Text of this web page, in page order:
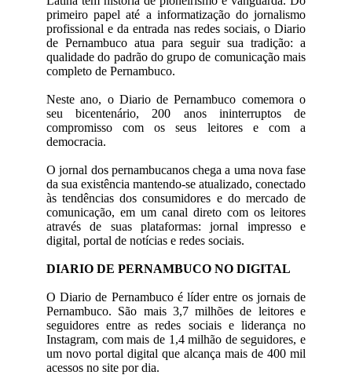
primeiro papel até a informatização do jornalismo
profissional e da entrada nas redes sociais, o Diario
de Pernambuco atua para seguir sua tradição: a
qualidade do padrão do grupo de comunicação mais
completo de Pernambuco.
Neste ano, o Diario de Pernambuco comemora o
seu bicentenário, 200 anos ininterruptos de
compromisso com os seus leitores e com a
democracia.
O jornal dos pernambucanos chega a uma nova fase
da sua existência mantendo-se atualizado, conectado
às tendências dos consumidores e do mercado de
comunicação, em um canal direto com os leitores
através de suas plataformas: jornal impresso e
digital, portal de notícias e redes sociais.
DIARIO DE PERNAMBUCO NO DIGITAL
O Diario de Pernambuco é líder entre os jornais de
Pernambuco. São mais 3,7 milhões de leitores e
seguidores entre as redes sociais e liderança no
Instagram, com mais de 1,4 milhão de seguidores, e
um novo portal digital que alcança mais de 400 mil
acessos no site por dia.